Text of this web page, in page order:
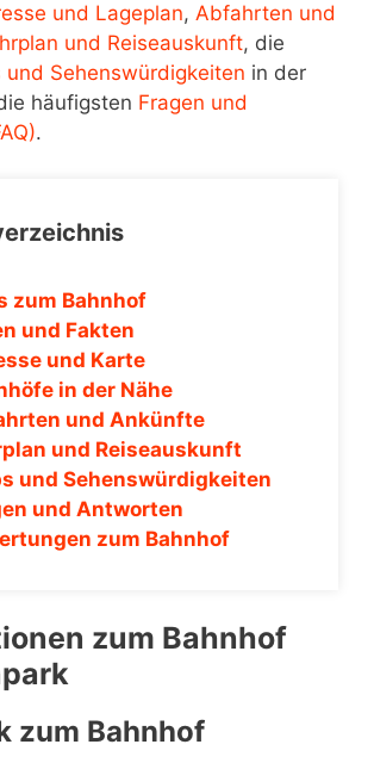
und Lageplan, Abfahrten und
und Reiseauskunft, die
und Sehenswürdigkeiten in der
häufigsten Fragen und
.
zum Bahnhof
und Fakten
und Karte
in der Nähe
und Ankünfte
und Reiseauskunft
und Sehenswürdigkeiten
und Antworten
zum Bahnhof
zum Bahnhof
zum Bahnhof